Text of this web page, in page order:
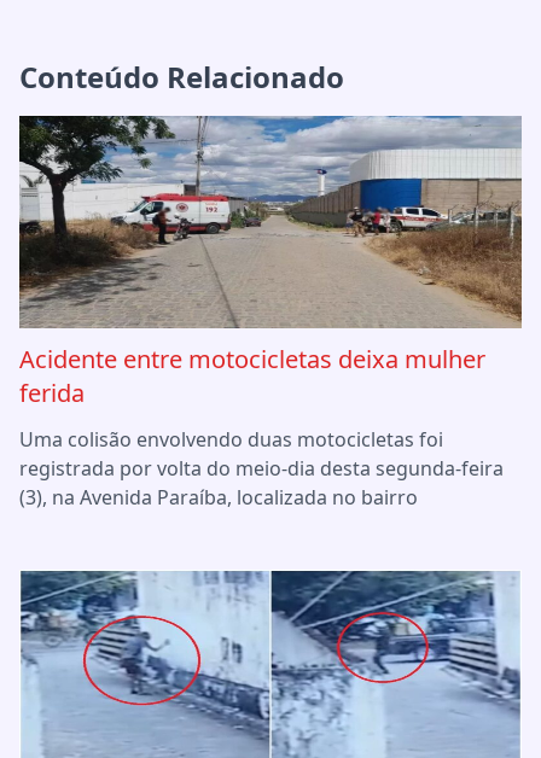
Conteúdo Relacionado
Acidente entre motocicletas deixa mulher
ferida
Uma colisão envolvendo duas motocicletas foi
registrada por volta do meio-dia desta segunda-feira
(3), na Avenida Paraíba, localizada no bairro